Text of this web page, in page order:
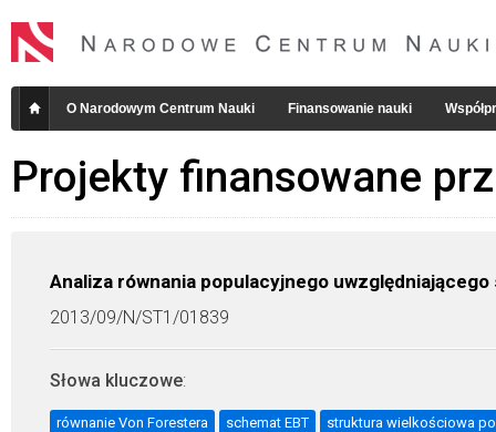
O Narodowym Centrum Nauki Finansowanie nauki
Projekty finansowane
Analiza równania populacyjnego
2013/09/N/ST1/01839
Słowa kluczowe:
równanie Von Forestera schemat EBT struktura wielkościowa